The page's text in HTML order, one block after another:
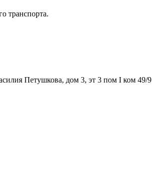
транспорта.
Петушкова, дом 3, эт 3 пом I ком 49/9